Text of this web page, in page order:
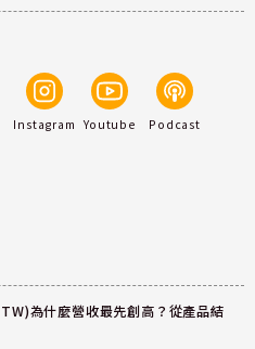
Instagram Youtube Podcast
為什麼營收最先創高？從產品結